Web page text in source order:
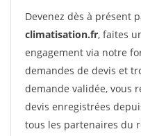
Devenez dès à présent
climatisation.fr, faites
engagement via notre
demandes de devis et
demande validée, vous
devis enregistrées
tous les partenaires du